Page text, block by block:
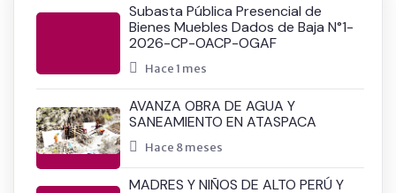
Subasta Pública Presencial de
Bienes Muebles Dados de Baja N°1-
2026-CP-OACP-OGAF
Hace 1 mes
AVANZA OBRA DE AGUA Y
SANEAMIENTO EN ATASPACA
Hace 8 meses
MADRES Y NIÑOS DE ALTO PERÚ Y